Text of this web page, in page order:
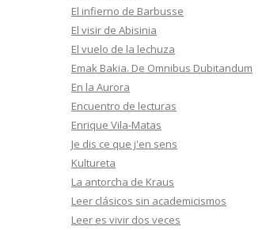
El infierno de Barbusse
El visir de Abisinia
El vuelo de la lechuza
Emak Bakia. De Omnibus Dubitandum
En la Aurora
Encuentro de lecturas
Enrique Vila-Matas
Je dis ce que j'en sens
Kultureta
La antorcha de Kraus
Leer clásicos sin academicismos
Leer es vivir dos veces